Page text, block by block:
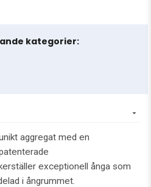
kategorier:
aggregat med en
exceptionell ånga som
i ångrummet.